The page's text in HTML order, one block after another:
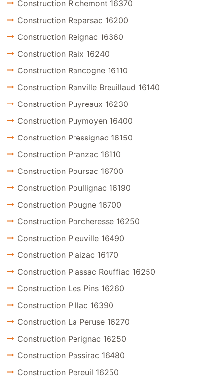
Construction Richemont 16370
Construction Reparsac 16200
Construction Reignac 16360
Construction Raix 16240
Construction Rancogne 16110
Construction Ranville Breuillaud 16140
Construction Puyreaux 16230
Construction Puymoyen 16400
Construction Pressignac 16150
Construction Pranzac 16110
Construction Poursac 16700
Construction Poullignac 16190
Construction Pougne 16700
Construction Porcheresse 16250
Construction Pleuville 16490
Construction Plaizac 16170
Construction Plassac Rouffiac 16250
Construction Les Pins 16260
Construction Pillac 16390
Construction La Peruse 16270
Construction Perignac 16250
Construction Passirac 16480
Construction Pereuil 16250